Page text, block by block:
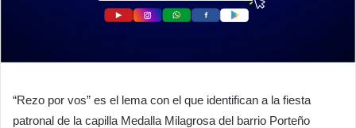
“Rezo por vos” es el lema con el que identifican a la fiesta
patronal de la capilla Medalla Milagrosa del barrio Porteño